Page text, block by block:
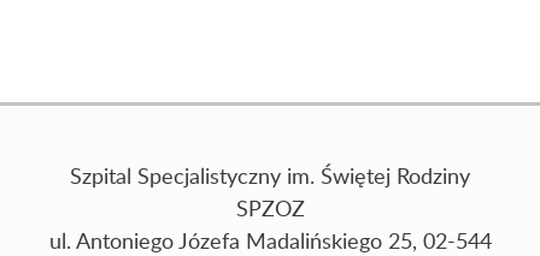
Szpital Specjalistyczny im. Świętej Rodziny
SPZOZ
ul. Antoniego Józefa Madalińskiego 25, 02-544